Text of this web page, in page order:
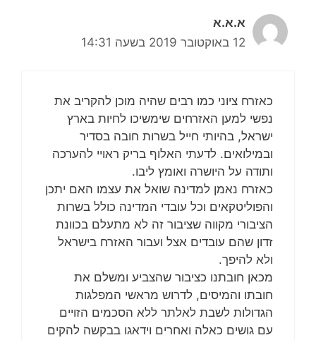
א.א.א
12 באוקטובר 2019 בשעה 14:31
כאזרח ציוני כמו רבים שהיה מוכן להקריב את
נפשי למען האזרחים שימשיכו לחיות בארץ
ישראל, בהיותי חייל בשרות חובה בסדיר
ובמילואים. לדעתי האלוף בריק ראויי להערכה
ותודה על היושרה ואומץ ליבו.
כאזרח נאמן למדינה שואל את עצמו האם יתכן
והפוליטקאים וכל עובדי המדינה כולל בשרות
הציבורי מקווה שציבור זה לא מתעלם בכוונת
זדון שהם עובדים אצל ועבור האזרח בישראל
ולא להיפך.
מכאן חובתנו כציבור שהצביע ומשלם את
חובתו והמיסים, לדרוש מראשי המפלגות
הגדולות לשבת לאלתר ללא הסכמים הזויים
עם גושים כאלה ואחרים וידאגו בבקשה להקים